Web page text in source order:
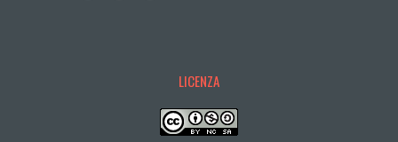
LICENZA